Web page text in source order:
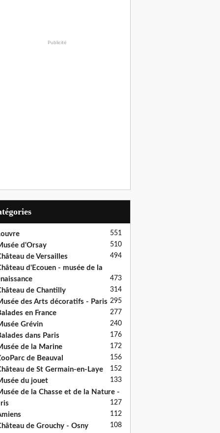
Publicité
551
d'Orsay 510
de Versailles 494
d'Ecouen - musée de la
473
de Chantilly 314
des Arts décoratifs - Paris 295
en France 277
Grévin 240
dans Paris 176
de la Marine 172
de Beauval 156
de St Germain-en-Laye 152
du jouet 133
de la Chasse et de la Nature -
127
112
de Grouchy - Osny 108